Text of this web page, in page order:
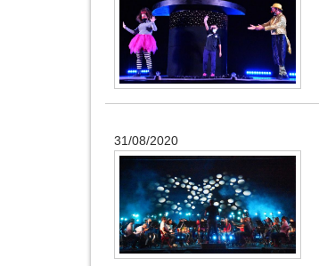
31/08/2020